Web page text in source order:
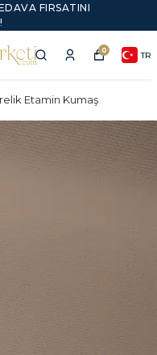
FIRSATINI
0 TR
Etamin Kumaş